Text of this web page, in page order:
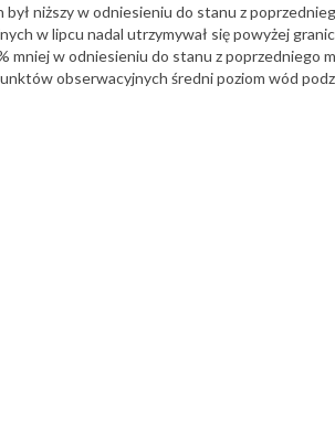
niższy w odniesieniu do stanu z
w lipcu nadal utrzymywał się powyżej
w odniesieniu do stanu z poprzedniego
obserwacyjnych średni poziom wód